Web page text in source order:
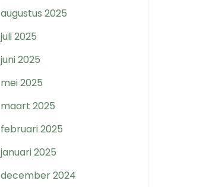
augustus 2025
juli 2025
juni 2025
mei 2025
maart 2025
februari 2025
januari 2025
december 2024